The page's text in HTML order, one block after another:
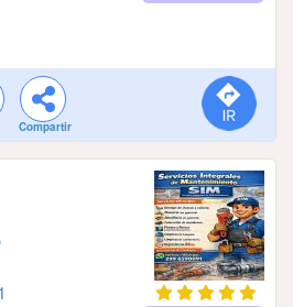
Compartir